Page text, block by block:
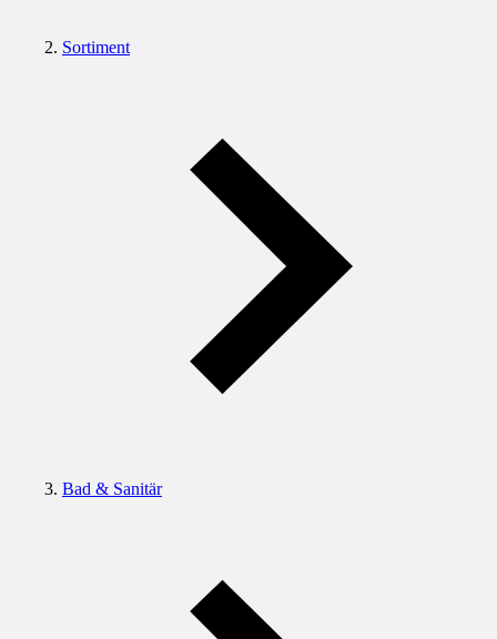
Sortiment
Bad & Sanitär